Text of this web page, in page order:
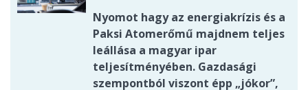
Nyomot hagy az energiakrízis és a
Paksi Atomerőmű majdnem teljes
leállása a magyar ipar
teljesítményében. Gazdasági
szempontból viszont épp „jókor”,